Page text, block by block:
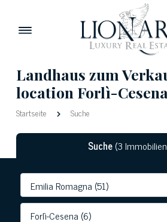
Landhaus zum
location Forlì-
Startseite Suche
Suche(3